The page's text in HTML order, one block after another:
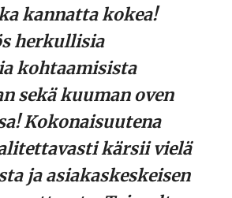
kannatta kokea!
herkullisia
kohtaamisista
sekä kuuman oven
Kokonaisuutena
kärsii vielä
ja asiakaskeskeisen